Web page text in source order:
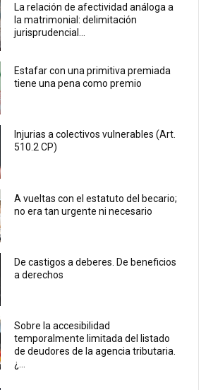
La relación de afectividad análoga a
la matrimonial: delimitación
jurisprudencial...
Estafar con una primitiva premiada
tiene una pena como premio
Injurias a colectivos vulnerables (Art.
510.2 CP)
A vueltas con el estatuto del becario;
no era tan urgente ni necesario
De castigos a deberes. De beneficios
a derechos
Sobre la accesibilidad
temporalmente limitada del listado
de deudores de la agencia tributaria.
¿...